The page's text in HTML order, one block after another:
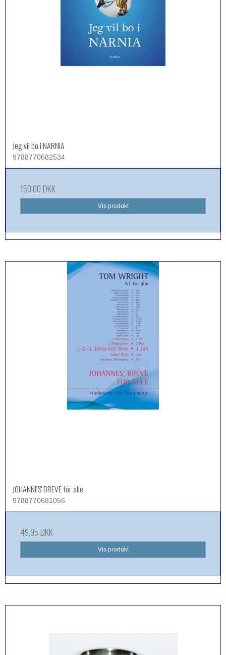
Jeg vil bo i NARNIA
9788770682534
150,00 DKK
Vis produkt
JOHANNES' BREVE for alle
9788770681056
49,95 DKK
Vis produkt